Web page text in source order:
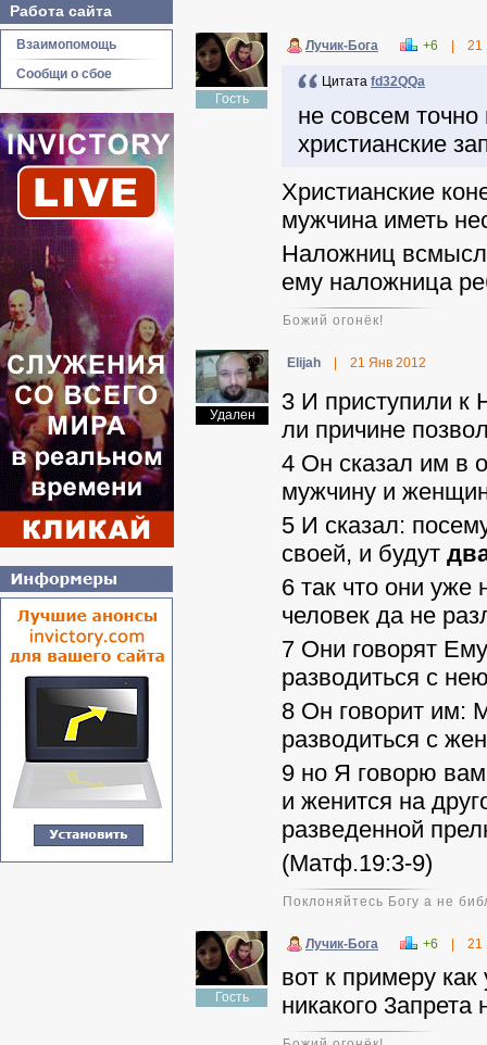
Работа сайта
Взаимопомощь
Сообщи о сбое
Гость
Лучик-Бога +6 21
Цитата fd32QQa
не совсем
христианские
Христианские
мужчина иметь
Наложниц
ему наложница
Божий огонёк!
Удален
Elijah 21 Янв 2012
3 И приступили к
ли причине
4 Он сказал им в
мужчину и
5 И сказал:
своей, и будут
6 так что они уже
человек да не
7 Они говорят
разводиться с
8 Он говорит им:
разводиться с
9 но Я говорю
и женится на
разведенной
(Матф.19:3-9)
Поклоняйтесь Богу а не
Гость
Лучик-Бога +6 21
вот к примеру
никакого